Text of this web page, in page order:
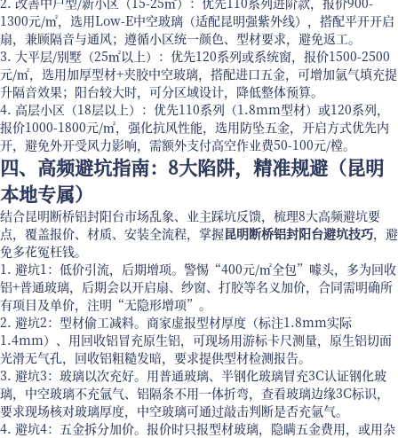
1300元/㎡，选用Low-E中空玻璃（适配昆明强紫外线），搭配平开开启
扇，兼顾隔音与通风；遵循小区统一颜色、型材要求，避免返工。
3. 大平层/别墅（25㎡以上）：优先120系列或系统窗，报价1500-2500
元/㎡，选用加厚型材+夹胶中空玻璃，搭配进口五金，可增加氩气填充提
升隔音效果；阳台较大时，可分区域设计，降低整体预算。
4. 高层小区（18层以上）：优先110系列（1.8mm型材）或120系列，
报价1000-1800元/㎡，强化抗风性能，选用防坠五金，开启方式优先内
开，避免外开受风力影响，需额外支付高空作业费50-100元/樘。
四、高频避坑指南：8大陷阱，精准规避（昆明
本地专属）
结合昆明断桥铝封阳台市场乱象、业主踩坑反馈，梳理8大高频避坑要
点，覆盖报价、材质、安装全流程，掌握昆明断桥铝封阳台避坑技巧，避
免多花冤枉钱。
1. 避坑1：低价引流，后期增项。警惕“400元/㎡全包”噱头，多为回收
铝+普通玻璃，后期会以开启扇、纱窗、打胶等名义加价，合同需明确所
有项目及单价，注明“无隐形增项”。
2. 避坑2：型材偷工减料。商家虚报型材厚度（标注1.8mm实际
1.4mm）、用回收铝冒充原生铝，可现场用游标卡尺测量，原生铝切面
光滑无气孔，回收铝粗糙发暗，要求提供型材检测报告。
3. 避坑3：玻璃以次充好。用普通玻璃、半钢化玻璃冒充3C认证钢化玻
璃，中空玻璃不充氩气、铝隔条不用一体折弯，查看玻璃边缘3C标识，
要求现场核对玻璃厚度，中空玻璃可通过敲击判断是否充氩气。
4. 避坑4：五金拆分加价。报价时只报型材玻璃，隐瞒五金费用，或用杂